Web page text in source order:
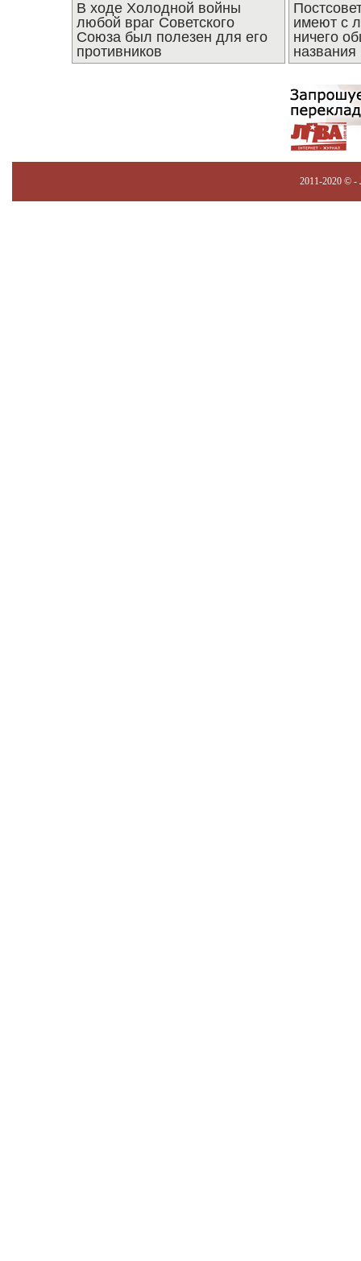
В ходе Холодной войны
любой враг Советского
Союза был полезен для его
противников
имеют с
ничего
названия
2011-2020 © -